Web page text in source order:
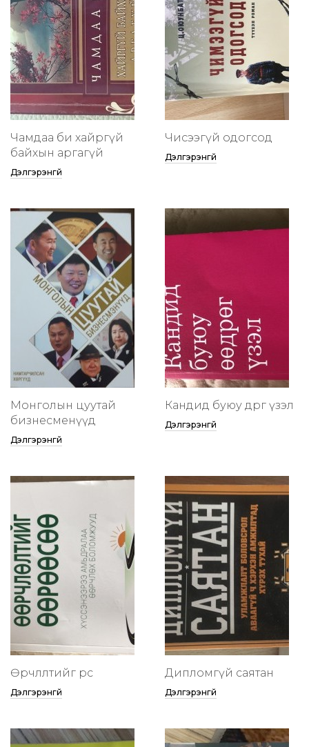
Чамдаа би хайргүй
байхын аргагүй
Дэлгэрэнгүй
Чисээгүй одогсод
Дэлгэрэнгүй
Монголын цуутай
бизнесменүүд
Дэлгэрэнгүй
Кандид буюу өөдрөг үзэл
Дэлгэрэнгүй
Өөрчлөлтийг өөрөөсөө
Дэлгэрэнгүй
Дипломгүй саятан
Дэлгэрэнгүй